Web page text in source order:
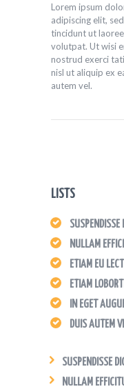
Lorem ipsum
adipiscing elit,
tincidunt ut
volutpat. Ut wisi
nostrud exerci
nisl ut aliquip ex
autem vel.
LISTS
SUSPENDISSE
NULLAM
ETIAM EU
ETIAM
IN EGET
DUIS AUTEM
SUSPENDISSE
NULLAM